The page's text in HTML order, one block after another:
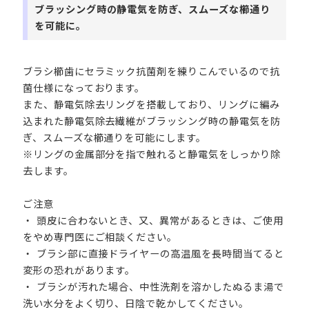
ブラッシング時の静電気を防ぎ、スムーズな櫛通り
を可能に。
ブラシ櫛歯にセラミック抗菌剤を練りこんでいるので抗
菌仕様になっております。
また、静電気除去リングを搭載しており、リングに編み
込まれた静電気除去繊維がブラッシング時の静電気を防
ぎ、スムーズな櫛通りを可能にします。
※リングの金属部分を指で触れると静電気をしっかり除
去します。
ご注意
・ 頭皮に合わないとき、又、異常があるときは、ご使用
をやめ専門医にご相談ください。
・ ブラシ部に直接ドライヤーの高温風を長時間当てると
変形の恐れがあります。
・ ブラシが汚れた場合、中性洗剤を溶かしたぬるま湯で
洗い水分をよく切り、日陰で乾かしてください。